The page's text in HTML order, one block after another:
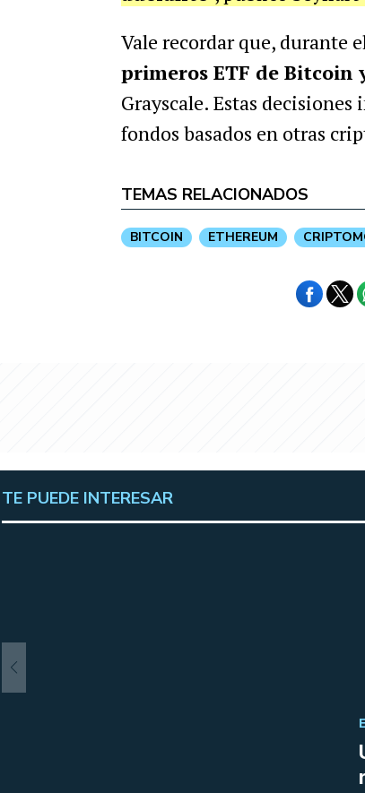
Vale recordar que, durante
primeros ETF de Bitcoin
Grayscale. Estas
fondos basados en otras
TEMAS RELACIONADOS
BITCOIN ETHEREUM
TE PUEDE INTERESAR